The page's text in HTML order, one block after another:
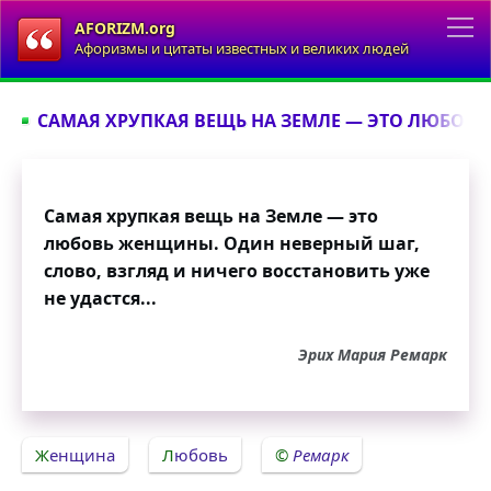
AFORIZM.org
Афоризмы и цитаты известных и великих людей
САМАЯ ХРУПКАЯ ВЕЩЬ НА ЗЕМЛЕ — ЭТО
Самая хрупкая вещь на Земле — это
любовь женщины. Один неверный шаг,
слово, взгляд и ничего восстановить уже
не удастся...
Эрих Мария Ремарк
Женщина Любовь Ремарк